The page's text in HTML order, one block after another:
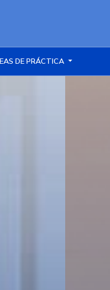
DE PRÁCTICA